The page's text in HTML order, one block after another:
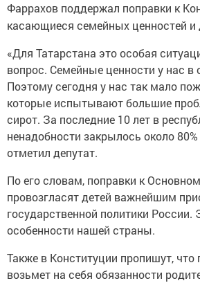
Фаррахов поддержал поправки к
касающиеся семейных ценностей и
«Для Татарстана это особая
вопрос. Семейные ценности у нас в
Поэтому сегодня у нас так мало
которые испытывают большие
сирот. За последние 10 лет в
ненадобности закрылось около
отметил депутат.
По его словам, поправки к
провозгласят детей важнейшим
государственной политики России.
особенности нашей страны.
Также в Конституции пропишут, что
возьмет на себя обязанности